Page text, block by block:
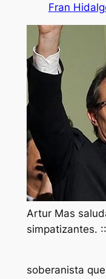
Fran
Artur Mas
simpatizantes.
soberanista